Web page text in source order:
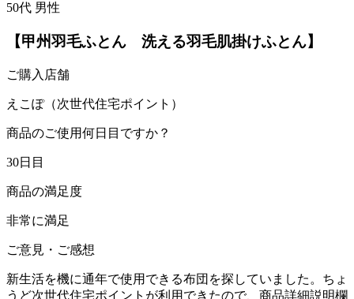
50代 男性
【甲州羽毛ふとん 洗える羽毛肌掛けふとん】
ご購入店舗
えこぽ（次世代住宅ポイント）
商品のご使用何日目ですか？
30日目
商品の満足度
非常に満足
ご意見・ご感想
新生活を機に通年で使用できる布団を探していました。ちょ
うど次世代住宅ポイントが利用できたので、商品詳細説明欄